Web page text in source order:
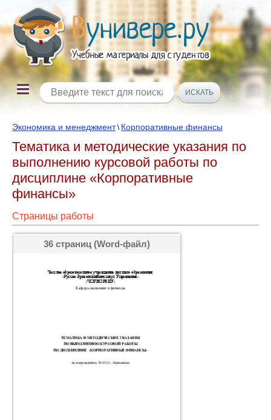
Экономика и менеджмент\ Корпоративные финансы
Тематика и методические указания по
выполнению курсовой работы по
дисциплине «Корпоративные
финансы»
Страницы работы
36 страниц (Word-файл)